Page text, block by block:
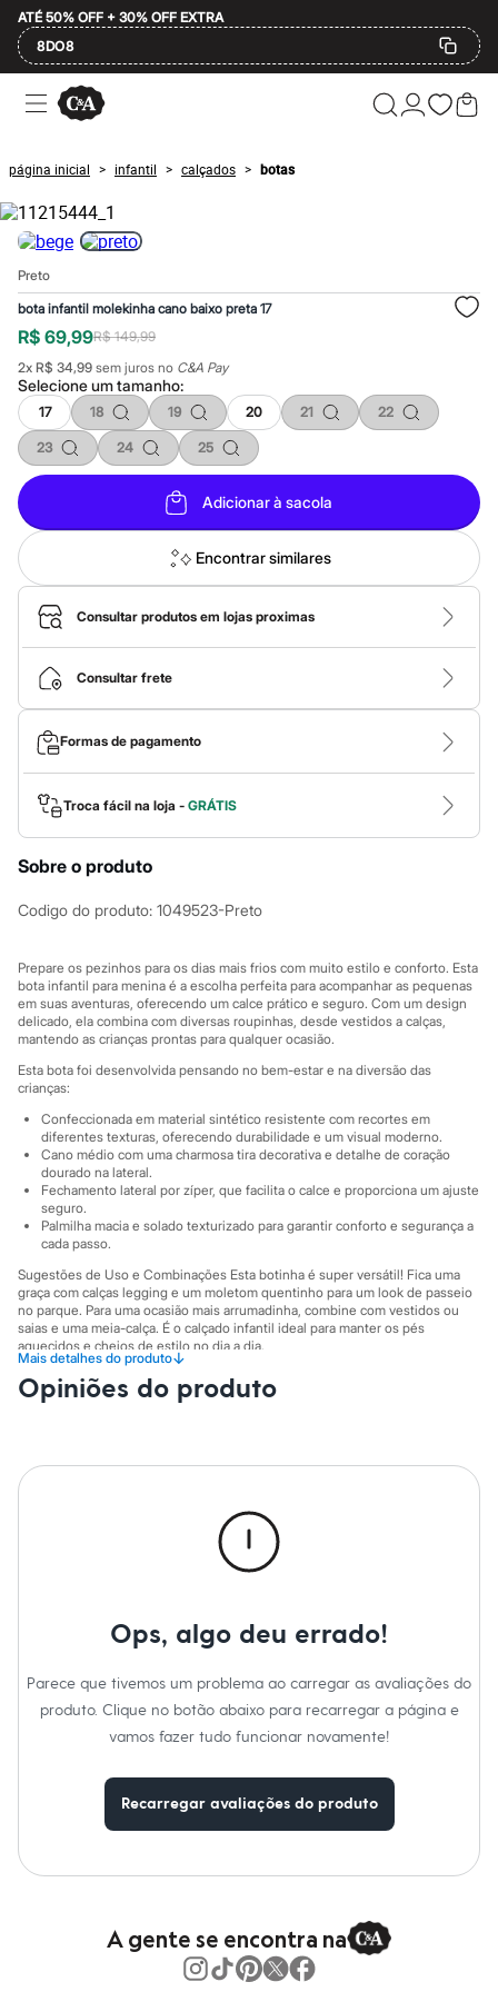
ATÉ 50% OFF + 30% OFF EXTRA
8DO8
Ofertas
Compre por Departamento
Masculino
Infantil
Calçados
Mindse7
Plus Size
Até 40% off
Até 60% off
A partir de 60% off
Feminino
Em alta
Inverno
Alfaiataria
Novidades
Roupas
Blusas e Camisetas
Básicos
Calças
Casacos e Jaquetas
Jeans
Macacões
Saias
Shorts e Bermudas
Vestidos
Acessórios
Bolsas
Bonés e Chapéus
Bijoux
Cintos
Óculos
Relógios
Calçados
Botas
Chinelos
Rasteirinhas
Sandálias
Sapatilhas
Tênis
Marcas
Clock House
Mindset
Sawary
Yessica
Moda esportiva
Acessórios
Blusas
Calçados
Leggings
Shorts e Bermudas
Tops
Moda íntima
Calcinhas
Cintas e Modeladores
Meias
Sutiãs e Tops
Moda praia
Biquínis
Maiôs
Saídas de praia
Personagens
Plus size
Casacos e Jaquetas
Jeans
Bermudas
Camisas
Calças
Camisetas e Regatas
Chapéus e Bonés
Cintos
página inicial > infantil > calçados > botas
Preto
bota infantil molekinha cano baixo preta 17
R$ 69,99R$ 149,99
2x R$ 34,99 sem juros no C&A Pay
Selecione umtamanho:
17 18 19 20 21 22
23 24 25
Adicionar à sacola
Encontrar similares
Consultar produtos em lojas proximas
Consultar frete
Formas de pagamento
Troca fácil na loja - GRÁTIS
Sobre o produto
Codigo do produto: 1049523-Preto
Prepare os pezinhos para os dias mais frios com muito estilo e conforto. Esta
bota infantil para menina é a escolha perfeita para acompanhar as pequenas
em suas aventuras, oferecendo um calce prático e seguro. Com um design
delicado, ela combina com diversas roupinhas, desde vestidos a calças,
mantendo as crianças prontas para qualquer ocasião.
Esta bota foi desenvolvida pensando no bem-estar e na diversão das
crianças:
Confeccionada em material sintético resistente com recortes em
diferentes texturas, oferecendo durabilidade e um visual moderno.
Cano médio com uma charmosa tira decorativa e detalhe de coração
dourado na lateral.
Fechamento lateral por zíper, que facilita o calce e proporciona um ajuste
seguro.
Palmilha macia e solado texturizado para garantir conforto e segurança a
cada passo.
Sugestões de Uso e Combinações Esta botinha é super versátil! Fica uma
graça com calças legging e um moletom quentinho para um look de passeio
no parque. Para uma ocasião mais arrumadinha, combine com vestidos ou
saias e uma meia-calça. É o calçado infantil ideal para manter os pés
aquecidos e cheios de estilo no dia a dia.
A gente se encontra na C&A! ❤
Mais detalhes do produto↓
Informacoes gerais:
Opiniões do produto
Ops, algo deu errado!
Parece que tivemos um problema ao carregar as avaliações do
produto. Clique no botão abaixo para recarregar a página e
vamos fazer tudo funcionar novamente!
Recarregar avaliações do produto
A gente se encontra na